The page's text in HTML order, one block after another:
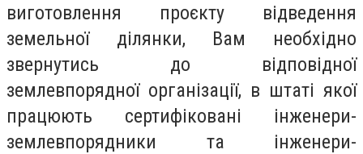
виготовлення проєкту відведення
земельної ділянки, Вам необхідно
звернутись до відповідної
землевпорядної організації, в штаті якої
працюють сертифіковані інженери-
землевпорядники та інженери-